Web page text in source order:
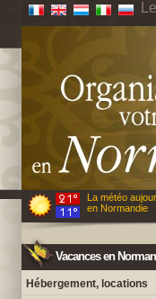
La météo
en Normandie
Vacances en
Hébergement, locations